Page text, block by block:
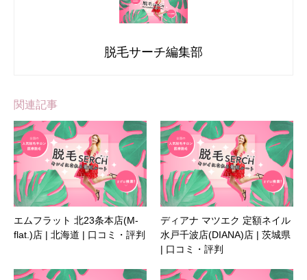
脱毛サーチ編集部
関連記事
エムフラット 北23条本店(M-
flat.)店 | 北海道 | 口コミ・評判
ディアナ マツエク 定額ネイル
水戸千波店(DIANA)店 | 茨城県
| 口コミ・評判